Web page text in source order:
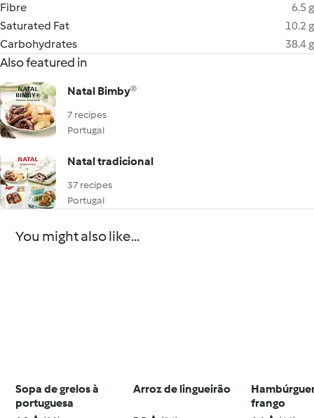
Fibre
6.5 g
Saturated Fat
10.2 g
Carbohydrates
38.4 g
Also featured in
Natal Bimby®
7 recipes
Portugal
Natal tradicional
37 recipes
Portugal
You might also like...
Sopa de grelos à
portuguesa
Arroz de lingueirão
frango